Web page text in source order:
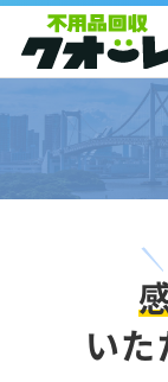
いた